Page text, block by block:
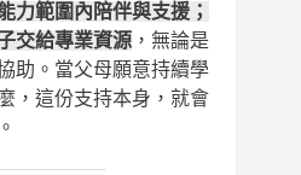
力範圍內陪伴與支援；
交給專業資源 ，無論是
助。當父母願意持續學
，這份支持本身，就會